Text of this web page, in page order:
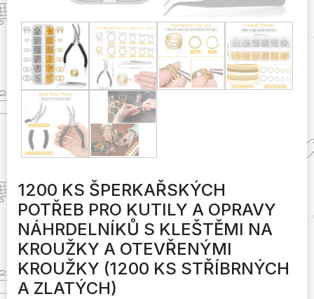
1200 KS ŠPERKAŘSKÝCH
POTŘEB PRO KUTILY A OPRAVY
NÁHRDELNÍKŮ S KLEŠTĚMI NA
KROUŽKY A OTEVŘENÝMI
KROUŽKY (1200 KS STŘÍBRNÝCH
A ZLATÝCH)